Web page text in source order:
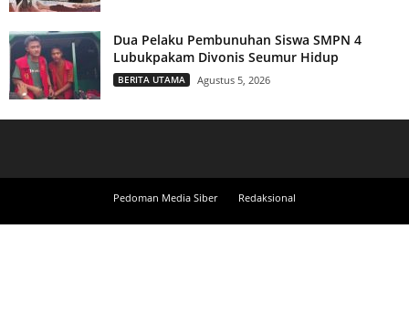
Dua Pelaku Pembunuhan Siswa SMPN 4
Lubukpakam Divonis Seumur Hidup
BERITA UTAMA Agustus 5, 2026
Pedoman Media Siber Redaksional